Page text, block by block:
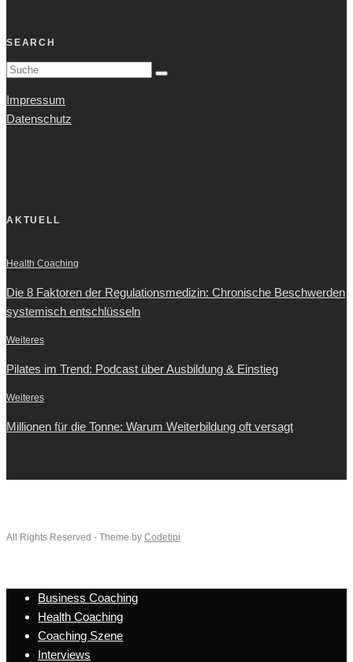
SEARCH
Impressum
Datenschutz
AKTUELL
Health Coaching
Die 8 Faktoren der Regulationsmedizin: Chronische Beschwerden
systemisch entschlüsseln
Weiteres
Pilates im Trend: Podcast über Ausbildung & Einstieg
Weiteres
Millionen für die Tonne: Warum Weiterbildung oft versagt
All Rights Reserved - Theme by Codetipi
Business Coaching
Health Coaching
Coaching Szene
Interviews